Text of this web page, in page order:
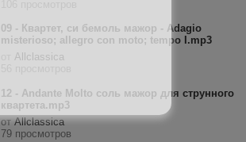
09 - Квартет, си бемоль мажор - Adagio
misterioso; allegro con moto; tempo I.mp3
Allclassica
12 - Andante Molto соль мажор для струнного
квартета.mp3
отAllclassica
79 просмотров